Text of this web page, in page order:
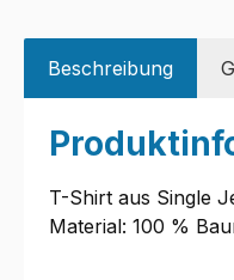
Beschreibung
T-Shirt aus Single
Material: 100 %